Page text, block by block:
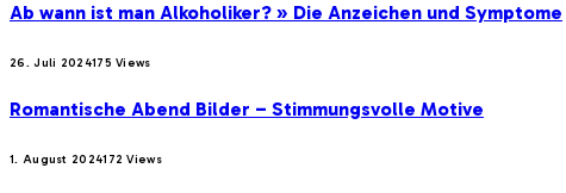
Ab wann ist man Alkoholiker? » Die Anzeichen und Symptome
26. Juli 2024175Views
Romantische Abend Bilder – Stimmungsvolle Motive
1. August 2024172Views